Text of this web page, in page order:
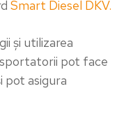
Smart Diesel DKV.
și utilizarea
pot face
pot asigura